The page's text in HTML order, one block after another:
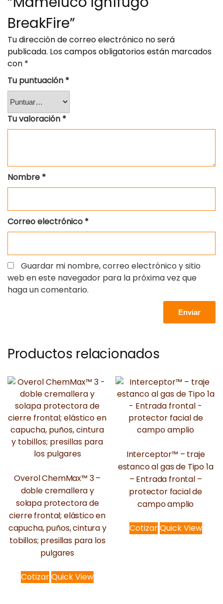
BreakFire”
Tu dirección de correo electrónico no será
publicada. Los campos obligatorios están marcados
con *
Tu puntuación *
Tu valoración *
Nombre *
Correo electrónico *
Guardar mi nombre, correo electrónico y sitio
web en este navegador para la próxima vez que
haga un comentario.
Productos relacionados
Overol ChemMax™ 3 –
doble cremallera y
solapa protectora de
cierre frontal; elástico en
capucha, puños, cintura y
tobillos; presillas para los
pulgares
CotizarQuick View
Interceptor™ – traje
estanco al gas de Tipo 1a
– Entrada frontal –
protector facial de
campo amplio
CotizarQuick View